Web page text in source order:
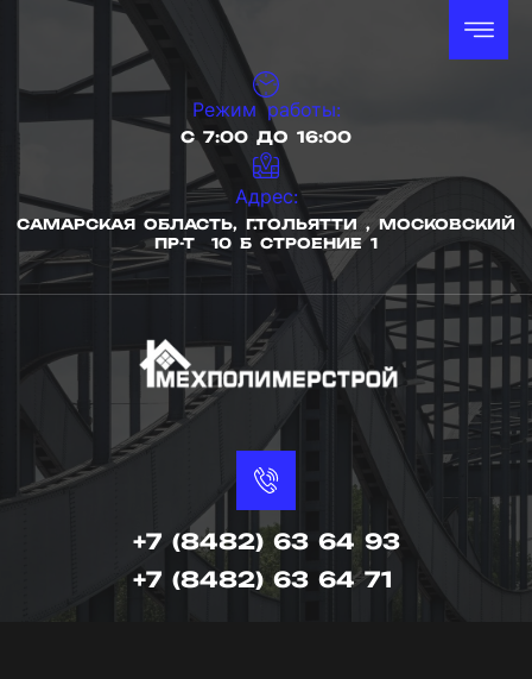
Режим работы:
С 7:00 ДО 16:00
Адрес:
САМАРСКАЯ ОБЛАСТЬ, Г.ТОЛЬЯТТИ , МОСКОВСКИЙ
ПР-Т 10 Б СТРОЕНИЕ 1
+7 (8482) 63 64 93
+7 (8482) 63 64 71